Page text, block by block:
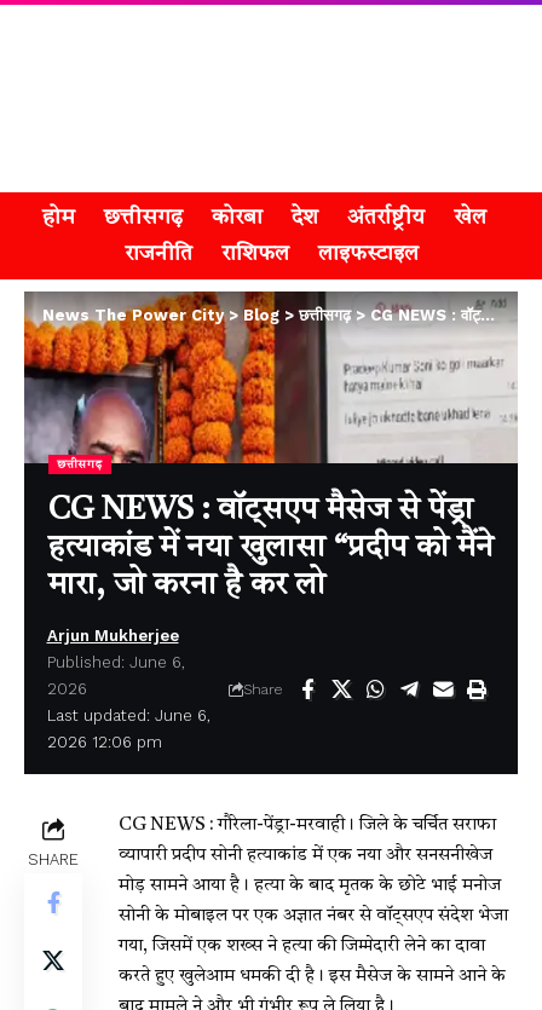
होम छत्तीसगढ़ कोरबा देश अंतर्राष्ट्रीय
खेल
राजनीति
राशिफल लाइफस्टाइल
News The Power City> Blog >छत्तीसगढ़>CG NEWS : वॉट्सएप मैसेज से पेंड्रा हत्याकांड में नया खुलासा “प्रदीप को मैंने मारा, जो करना है कर लो
छत्तीसगढ़
CG NEWS : वॉट्सएप मैसेज से पेंड्रा
हत्याकांड में नया खुलासा “प्रदीप को मैंने
मारा, जो करना है कर लो
Last updated: June 6,
2026 12:06 pm
Arjun Mukherjee
Published: June 6,
2026
Share
SHARE
CG NEWS : गौरेला-पेंड्रा-मरवाही। जिले के चर्चित सराफा
व्यापारी प्रदीप सोनी हत्याकांड में एक नया और सनसनीखेज
मोड़ सामने आया है। हत्या के बाद मृतक के छोटे भाई मनोज
सोनी के मोबाइल पर एक अज्ञात नंबर से वॉट्सएप संदेश भेजा
गया, जिसमें एक शख्स ने हत्या की जिम्मेदारी लेने का दावा
करते हुए खुलेआम धमकी दी है। इस मैसेज के सामने आने के